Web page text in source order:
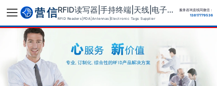
RFID读写器|手持终端|天线|电子标签供应商
RFID Readers|PDA|Antennas|Electronic Tags Supplier
服务咨询直线同微信：
13817779536